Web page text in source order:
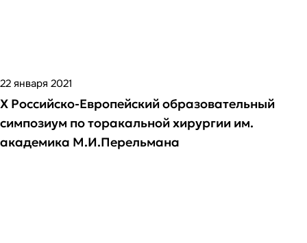
22 января 2021
X Российско-Европейский образовательный
симпозиум по торакальной хирургии им.
академика М.И.Перельмана